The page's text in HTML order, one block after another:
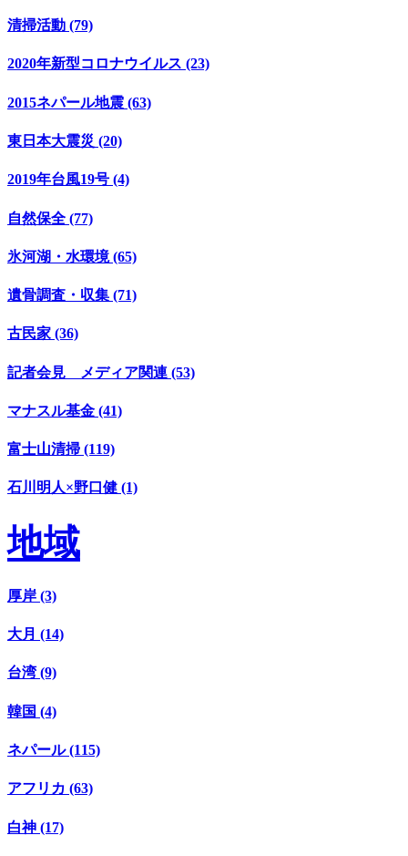
清掃活動 (79)
2020年新型コロナウイルス (23)
2015ネパール地震 (63)
東日本大震災 (20)
2019年台風19号 (4)
自然保全 (77)
氷河湖・水環境 (65)
遺骨調査・収集 (71)
古民家 (36)
記者会見 メディア関連 (53)
マナスル基金 (41)
富士山清掃 (119)
石川明人×野口健 (1)
地域
厚岸 (3)
大月 (14)
台湾 (9)
韓国 (4)
ネパール (115)
アフリカ (63)
白神 (17)